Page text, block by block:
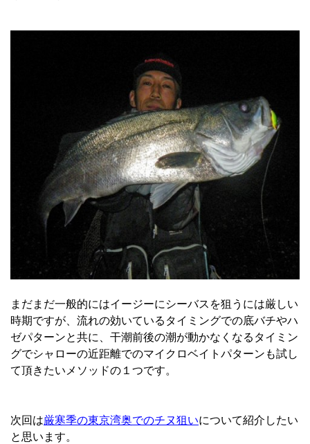
まだまだ一般的にはイージーにシーバスを狙うには厳しい
時期ですが、流れの効いているタイミングでの底バチやハ
ゼパターンと共に、干潮前後の潮が動かなくなるタイミン
グでシャローの近距離でのマイクロベイトパターンも試し
て頂きたいメソッドの１つです。
次回は厳寒季の東京湾奥でのチヌ狙いについて紹介したい
と思います。